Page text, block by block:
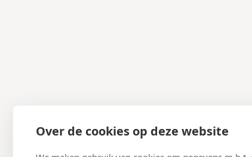
Over de cookies op deze website